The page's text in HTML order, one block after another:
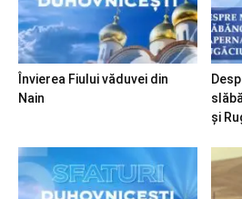
Învierea Fiului văduvei din
Nain
și